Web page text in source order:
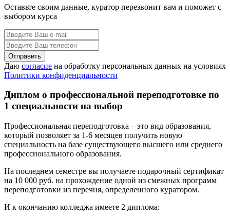
Оставьте своим данные, куратор перезвонит вам и поможет с
выбором курса
Даю согласие на обработку персональных данных на условиях
Политики конфиденциальности
Диплом о профессиональной переподготовке по
1 специальности на выбор
Профессиональная переподготовка – это вид образования,
который позволяет за 1-6 месяцев получить новую
специальность на базе существующего высшего или среднего
профессионального образования.
На последнем семестре вы получаете подарочный сертификат
на 10 000 руб. на прохождение одной из смежных программ
переподготовки из перечня, определенного куратором.
И к окончанию колледжа имеете 2 диплома: